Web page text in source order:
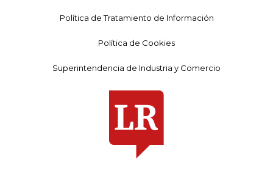
Política de Tratamiento de Información
Política de Cookies
Superintendencia de Industria y Comercio